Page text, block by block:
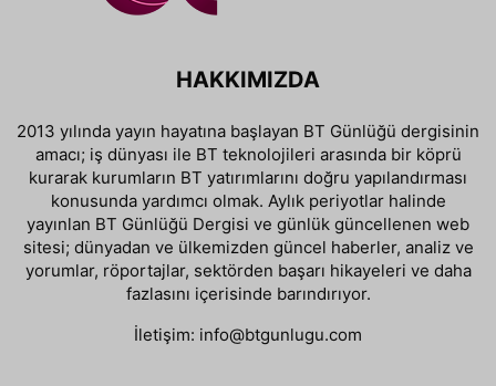
HAKKIMIZDA
2013 yılında yayın hayatına başlayan BT Günlüğü dergisinin
amacı; iş dünyası ile BT teknolojileri arasında bir köprü
kurarak kurumların BT yatırımlarını doğru yapılandırması
konusunda yardımcı olmak. Aylık periyotlar halinde
yayınlan BT Günlüğü Dergisi ve günlük güncellenen web
sitesi; dünyadan ve ülkemizden güncel haberler, analiz ve
yorumlar, röportajlar, sektörden başarı hikayeleri ve daha
fazlasını içerisinde barındırıyor.
İletişim: info@btgunlugu.com